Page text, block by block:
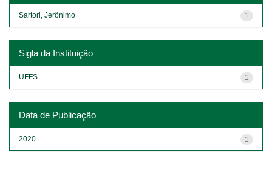
1
Sartori, Jerônimo
Sigla da Instituição
1
UFFS
Data de Publicação
1
2020